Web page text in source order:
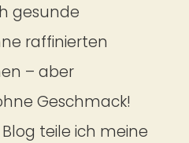
gesunde
raffinierten
– aber
Geschmack!
teile ich meine